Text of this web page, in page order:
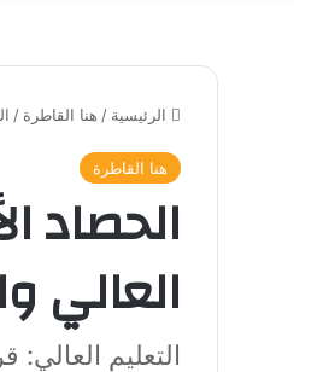
الرئيسية / هنا القاطرة /
هنا القاطرة
الحصاد
العالي
التعليم